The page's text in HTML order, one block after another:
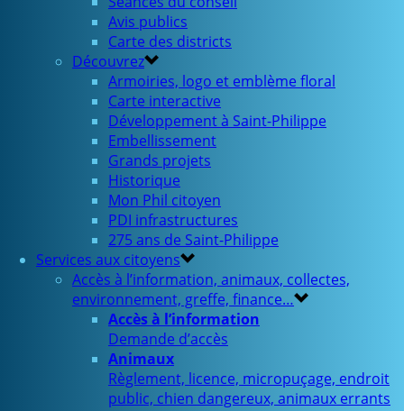
Avis publics
Carte des districts
Découvrez
Armoiries, logo et emblème floral
Carte interactive
Développement à Saint-Philippe
Embellissement
Grands projets
Historique
Mon Phil citoyen
PDI infrastructures
275 ans de Saint-Philippe
Services aux citoyens
Accès à l’information, animaux, collectes,
environnement, greffe, finance…
Accès à l’information
Demande d’accès
Animaux
Règlement, licence, micropuçage, endroit
public, chien dangereux, animaux errants